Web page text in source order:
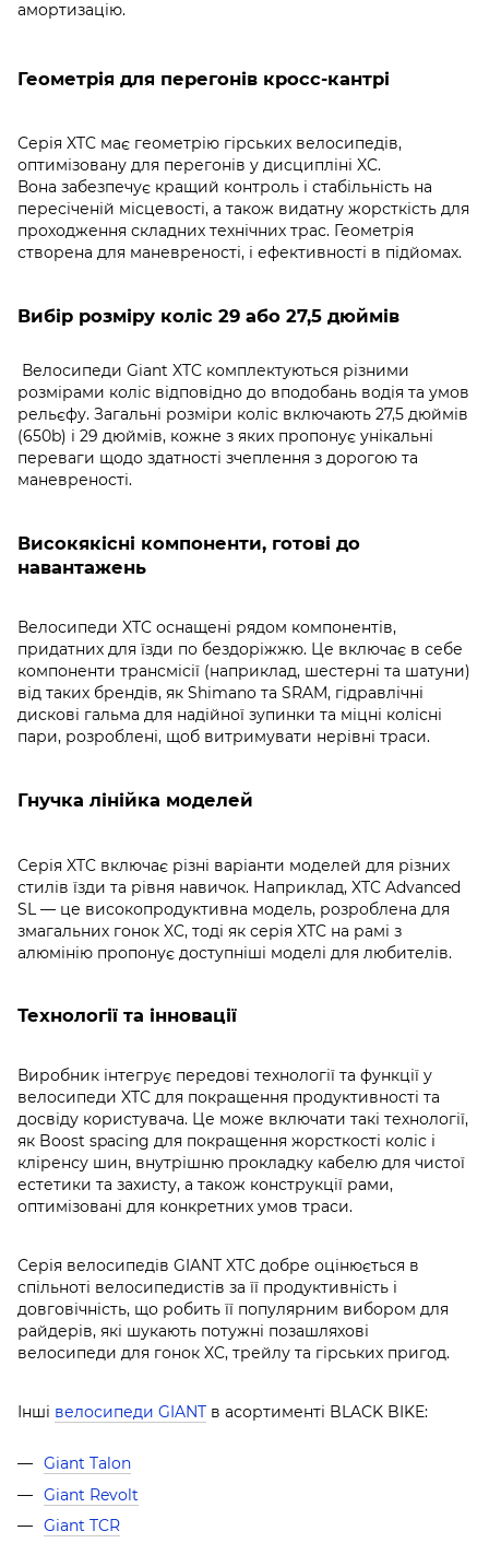
амортизацію.
Геометрія для перегонів кросс-кантрі
Серія XTC має геометрію гірських велосипедів,
оптимізовану для перегонів у дисципліні XC.
Вона забезпечує кращий контроль і стабільність на
пересіченій місцевості, а також видатну жорсткість для
проходження складних технічних трас. Геометрія
створена для маневреності, і ефективності в підйомах.
Вибір розміру коліс 29 або 27,5 дюймів
Велосипеди Giant XTC комплектуються різними
розмірами коліс відповідно до вподобань водія та умов
рельєфу. Загальні розміри коліс включають 27,5 дюймів
(650b) і 29 дюймів, кожне з яких пропонує унікальні
переваги щодо здатності зчеплення з дорогою та
маневреності.
Високякісні компоненти, готові до
навантажень
Велосипеди XTC оснащені рядом компонентів,
придатних для їзди по бездоріжжю. Це включає в себе
компоненти трансмісії (наприклад, шестерні та шатуни)
від таких брендів, як Shimano та SRAM, гідравлічні
дискові гальма для надійної зупинки та міцні колісні
пари, розроблені, щоб витримувати нерівні траси.
Гнучка лінійка моделей
Серія XTC включає різні варіанти моделей для різних
стилів їзди та рівня навичок. Наприклад, XTC Advanced
SL — це високопродуктивна модель, розроблена для
змагальних гонок XC, тоді як серія XTC на рамі з
алюмінію пропонує доступніші моделі для любителів.
Технології та інновації
Виробник інтегрує передові технології та функції у
велосипеди XTC для покращення продуктивності та
досвіду користувача. Це може включати такі технології,
як Boost spacing для покращення жорсткості коліс і
кліренсу шин, внутрішню прокладку кабелю для чистої
естетики та захисту, а також конструкції рами,
оптимізовані для конкретних умов траси.
Серія велосипедів GIANT XTC добре оцінюється в
спільноті велосипедистів за її продуктивність і
довговічність, що робить її популярним вибором для
райдерів, які шукають потужні позашляхові
велосипеди для гонок XC, трейлу та гірських пригод.
Інші велосипеди GIANT в асортименті BLACK BIKE:
Giant Talon
Giant Revolt
Giant TCR